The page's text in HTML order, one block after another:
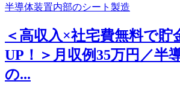
＜高収入×社宅費無料で貯
UP！＞月収例35万円／半
の...